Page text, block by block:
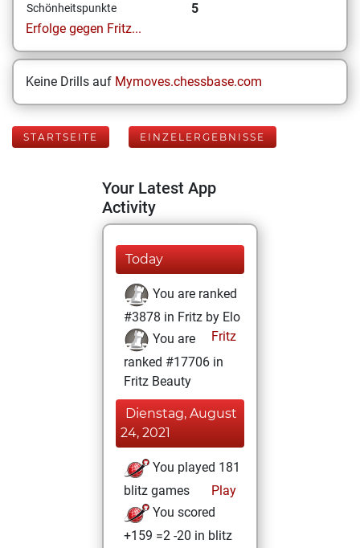
Schönheitspunkte
5
Erfolge gegen Fritz...
Keine Drills auf Mymoves.chessbase.com
STARTSEITE EINZELERGEBNISSE
Your Latest App
Activity
Today
You are ranked
#3878 in Fritz by Elo
Fritz
You are
ranked #17706 in
Fritz Beauty
Dienstag, August
24, 2021
You played 181
blitz games
Play
You scored
+159 =2 -20 in blitz